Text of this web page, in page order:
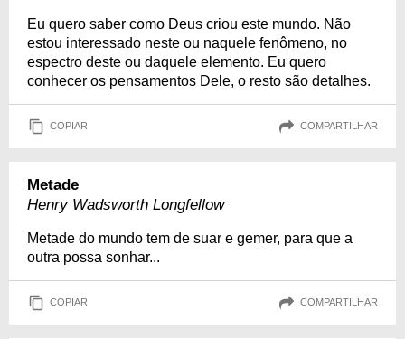
Eu quero saber como Deus criou este mundo. Não
estou interessado neste ou naquele fenômeno, no
espectro deste ou daquele elemento. Eu quero
conhecer os pensamentos Dele, o resto são detalhes.
COPIAR COMPARTILHAR
Metade
Henry Wadsworth Longfellow
Metade do mundo tem de suar e gemer, para que a
outra possa sonhar...
COPIAR COMPARTILHAR